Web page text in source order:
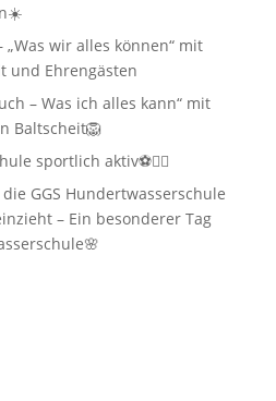
„Was wir alles können“ mit
und Ehrengästen
– Was ich alles kann“ mit
Baltscheit🦁
sportlich aktiv⚽🏃‍♂️
GGS Hundertwasserschule
– Ein besonderer Tag